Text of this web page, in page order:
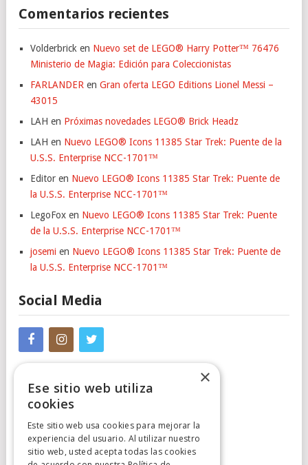
Comentarios recientes
Volderbrick en Nuevo set de LEGO® Harry Potter™ 76476
Ministerio de Magia: Edición para Coleccionistas
FARLANDER en Gran oferta LEGO Editions Lionel Messi –
43015
LAH en Próximas novedades LEGO® Brick Headz
LAH en Nuevo LEGO® Icons 11385 Star Trek: Puente de la
U.S.S. Enterprise NCC-1701™
Editor en Nuevo LEGO® Icons 11385 Star Trek: Puente de
la U.S.S. Enterprise NCC-1701™
LegoFox en Nuevo LEGO® Icons 11385 Star Trek: Puente
de la U.S.S. Enterprise NCC-1701™
josemi en Nuevo LEGO® Icons 11385 Star Trek: Puente de
la U.S.S. Enterprise NCC-1701™
Social Media
Cumplimiento Normativo
×
Ese sitio web utiliza
cookies
Este sitio web usa cookies para mejorar la
experiencia del usuario. Al utilizar nuestro
sitio web, usted acepta todas las cookies